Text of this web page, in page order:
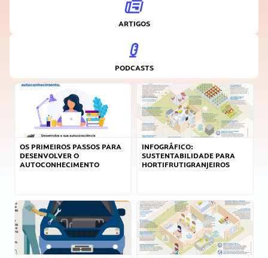
ARTIGOS
PODCASTS
OS PRIMEIROS PASSOS PARA
DESENVOLVER O
AUTOCONHECIMENTO
INFOGRÁFICO:
SUSTENTABILIDADE PARA
HORTIFRUTIGRANJEIROS